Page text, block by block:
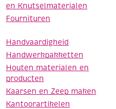
en Knutselmaterialen
Fournituren
Handvaardigheid
Handwerkpakketten
Houten materialen en
producten
Kaarsen en Zeep maken
Kantoorartikelen